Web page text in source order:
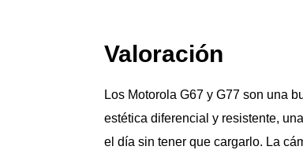
Valoración
Los Motorola G67 y G77 son una
estética diferencial y resistente,
el día sin tener que cargarlo. La